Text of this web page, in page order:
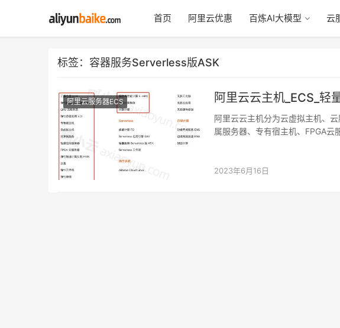
首页 阿里云优惠 百炼AI大模型 云
标签：容器服务Serverless版ASK
阿里云服务器ECS 阿里云云主机_ECS_轻
阿里云云主机分为云虚拟主机、
属服务器、专有宿主机、FPGA
2023年6月16日